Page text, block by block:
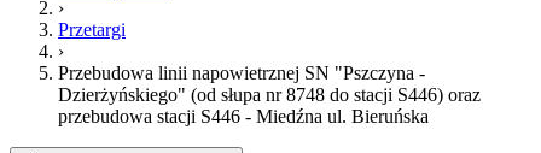
›
Przetargi
›
Przebudowa linii napowietrznej SN "Pszczyna -
Dzierżyńskiego" (od słupa nr 8748 do stacji S446) oraz
przebudowa stacji S446 - Miedźna ul. Bieruńska